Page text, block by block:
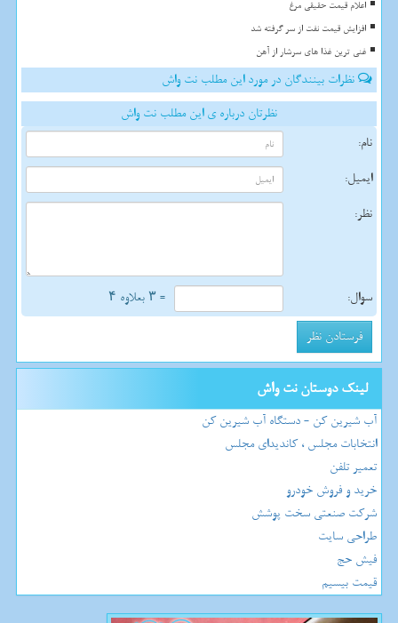
اعلام قیمت حقیقی مرغ
افزایش قیمت نفت از سر گرفته شد
غنی ترین غذا های سرشار از آهن
نظرات بینندگان در مورد این مطلب نت واش
نظرتان درباره ی این مطلب نت واش
نام:
ایمیل:
نظر:
سوال: = ۳ بعلاوه ۴
لینک دوستان نت واش
آب شیرین کن - دستگاه آب شیرین کن
انتخابات مجلس ، کاندیدای مجلس
تعمیر تلفن
خرید و فروش خودرو
شرکت صنعتی سخت پوشش
طراحی سایت
فیش حج
قیمت بیسیم